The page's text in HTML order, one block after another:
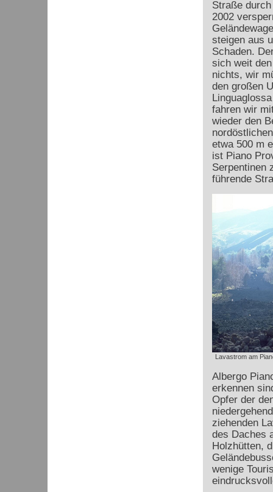
Straße
2002
steigen aus
Schaden.
sich weit
nichts, wir
den großen
fahren wir
wieder den
etwa 500 m
ist Piano
Serpentinen
führende
Lavastrom am
Albergo
erkennen
Opfer der
ziehenden
des Daches
Holzhütten,
wenige